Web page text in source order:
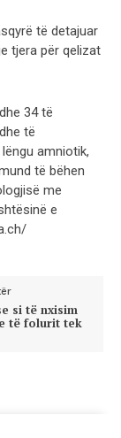
të detajuar
tjera për qelizat
34 të
të
amniotik,
të bëhen
me
e
si të nxisim
të folurit tek